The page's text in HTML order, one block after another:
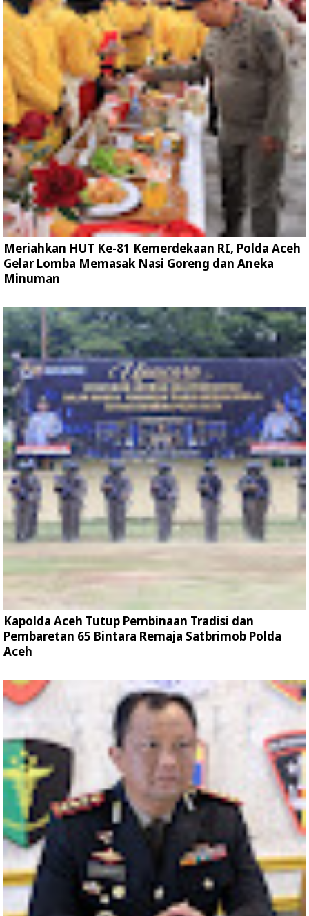
Meriahkan HUT Ke-81 Kemerdekaan RI, Polda Aceh
Gelar Lomba Memasak Nasi Goreng dan Aneka
Minuman
Kapolda Aceh Tutup Pembinaan Tradisi dan
Pembaretan 65 Bintara Remaja Satbrimob Polda
Aceh